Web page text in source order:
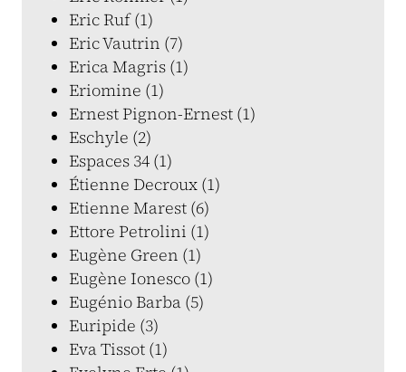
Eric Ruf (1)
Eric Vautrin (7)
Erica Magris (1)
Eriomine (1)
Ernest Pignon-Ernest (1)
Eschyle (2)
Espaces 34 (1)
Étienne Decroux (1)
Etienne Marest (6)
Ettore Petrolini (1)
Eugène Green (1)
Eugène Ionesco (1)
Eugénio Barba (5)
Euripide (3)
Eva Tissot (1)